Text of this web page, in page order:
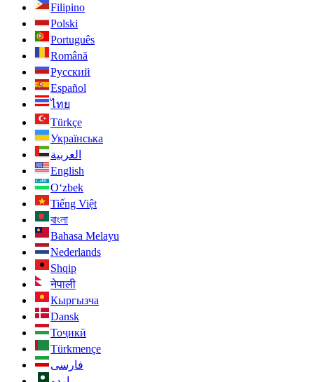
Filipino
Polski
Português
Română
Русский
Español
ไทย
Türkçe
Українська
العربية
English
O‘zbek
Tiếng Việt
বাংলা
Bahasa Melayu
Nederlands
Shqip
नेपाली
Кыргызча
Dansk
Тоҷикӣ
Türkmençe
فارسی